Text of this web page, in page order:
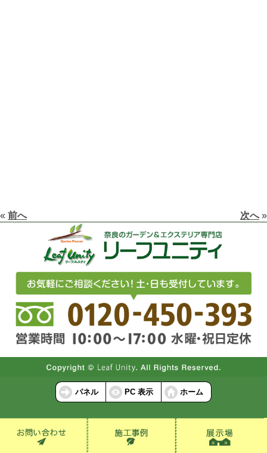
« 前へ 次へ»
パネル PC 表示 ホーム